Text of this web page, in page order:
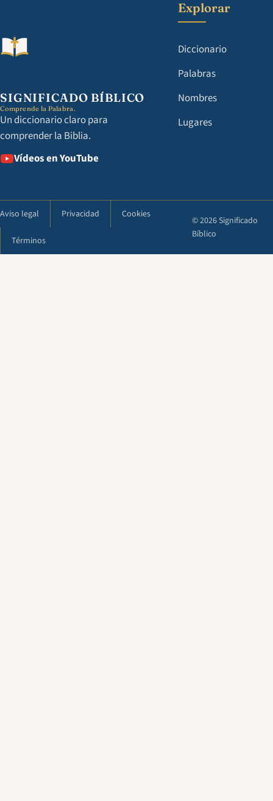
SIGNIFICADO BÍBLICO
Comprende la Palabra.
Un diccionario claro para
comprender la Biblia.
Vídeos en YouTube
Explorar
Diccionario
Palabras
Nombres
Lugares
Aviso legal Privacidad Cookies
Términos
© 2026 Significado
Bíblico